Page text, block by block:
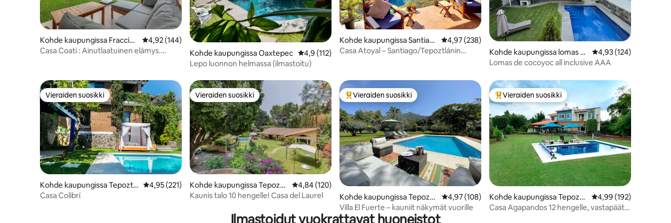
Kohde kaupungissa Fraccion
amiento Lomas de Cocoyoc
Keskimääräinen arvio 4,92/5, 144 arvostelua
4,92 (144)
Casa Coati : Ainutlaatuinen elämys.
Kohde kaupungissa Oaxtepec Keskimääräinen arvio 4,9/5, 112 arvostelua
4,9 (112)
Lepo luonnon helmassa (ilmastoitu)
Kohde kaupungissa Santiag
o Tepetlapa
Keskimääräinen arvio 4,97/5, 238 arvostelua
4,97 (238)
Casa Atoyal – Santiago/Tepoztlánin
Kohde kaupungissa lomas d
e cocoyoc
Keskimääräinen arvio
4,93 (124)
Lomas de cocoyoc all inclusive AAA
Vieraiden suosikki
Vieraiden suosikki
Kohde kaupungissa Tepoztlá
n
Keskimääräinen arvio 4,95/5, 221 arvostelua
4,95 (221)
Casa Colibrí
Vieraiden suosikki
Vieraiden suosikki
Kohde kaupungissa Tepoztl
án
Keskimääräinen arvio 4,84/5, 120 arvostelua
4,84 (120)
Kaunis talo 10 hengelle! Casa del Laurel
Vieraiden suosikkien parhaimmistoa
Vieraiden suosikki
Kohde kaupungissa Tepoztl
án
Keskimääräinen arvio 4,97/5, 108 arvostelua
4,97 (108)
Villa El Fuerte – kauniit näkymät vuorille
Vieraiden suosikkien parhaimmistoa
Vieraiden suosikki
Kohde kaupungissa Tepoztl
án
Keskimääräinen arvio
4,99 (192)
Casa Agapandos 12 hengelle, vastapäätä
Ilmastoidut vuokrattavat huoneistot